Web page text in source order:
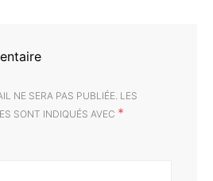
NE SERA PAS PUBLIÉE. LES
SONT INDIQUÉS AVEC *